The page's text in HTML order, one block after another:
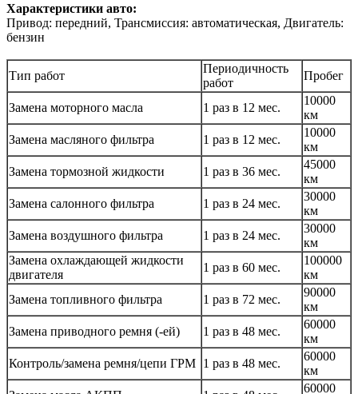
Характеристики авто:
Привод: передний, Трансмиссия: автоматическая, Двигатель:
бензин
Тип работ
Периодичность
работ
Пробег
Замена моторного масла 1 раз в 12 мес.
10000
км
Замена масляного фильтра
1 раз в 12 мес.
10000
км
Замена тормозной жидкости
1 раз в 36 мес.
45000
км
Замена салонного фильтра
1 раз в 24 мес.
30000
км
Замена воздушного фильтра
1 раз в 24 мес.
30000
км
Замена охлаждающей жидкости
двигателя
1 раз в 60 мес.
100000
км
Замена топливного фильтра
1 раз в 72 мес.
90000
км
Замена приводного ремня (-ей)
1 раз в 48 мес.
60000
км
Контроль/замена ремня/цепи ГРМ 1 раз в 48 мес.
60000
км
60000